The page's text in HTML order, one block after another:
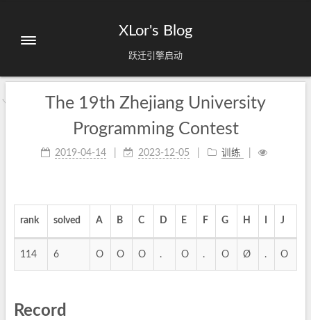
XLor's Blog
跃迁引擎启动
The 19th Zhejiang University
Programming Contest
2019-04-14 2023-12-05 训练
rank solved A B C D E F G H J
114 6 O O O . O . O Ø . O
Record